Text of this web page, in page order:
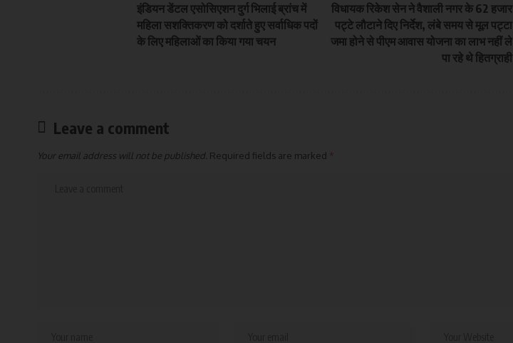
इंडियन डेंटल एसोसिएशन दुर्ग भिलाई ब्रांच में
महिला सशक्तिकरण को दर्शाते हुए सर्वाधिक पदों
के लिए महिलाओं का किया गया चयन
विधायक रिकेश सेन ने वैशाली नगर के 62 हजार
पट्टे लौटाने दिए निर्देश, लंबे समय से मूल पट्टा
जमा होने से पीएम आवास योजना का लाभ नहीं ले
पा रहे थे हितग्राही
Leave a comment
Your email address will not be published. Required fields are marked *